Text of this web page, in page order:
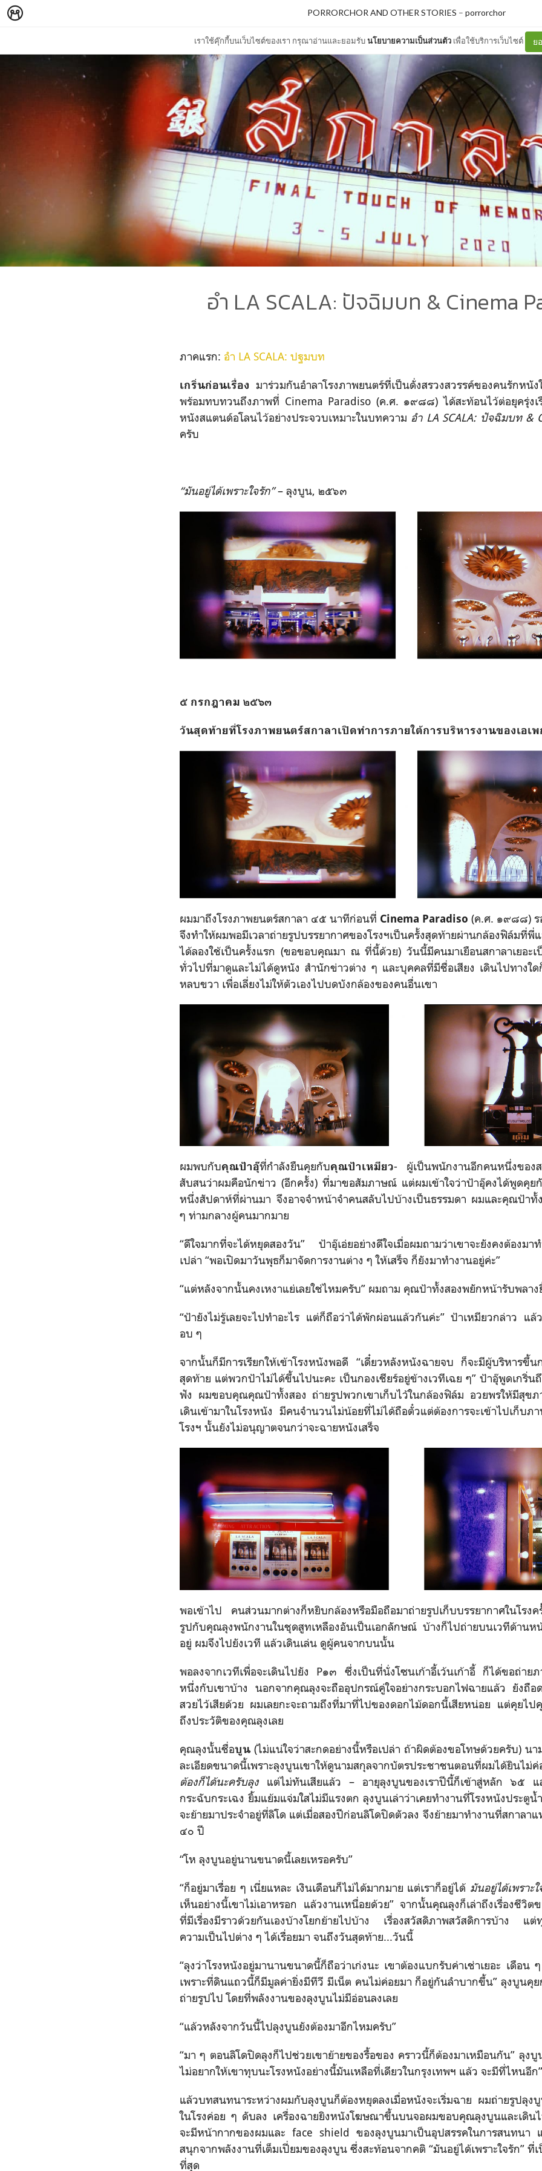
เราใช้คุ๊กกี้บนเว็บไซต์ของเรา กรุณาอ่านและยอมรับนโยบายความเป็นส่วนตัว เพื่อใช้บริการเว็บไซต์ ย
PORRORCHOR AND OTHER STORIES – porrorchor
อำ LA SCALA: ปัจฉิมบท & Cinema
ภาคแรก: อำ LA SCALA: ปฐมบท
เกริ่นก่อนเรื่อง มาร่วมกันอำลาโรงภาพยนตร์ที่เป็นดั่งสรวงสวรรค์ของคนรักห
พร้อมทบทวนถึงภาพที่ Cinema Paradiso (ค.ศ. ๑๙๘๘) ได้สะท้อนไว้ต่อยุครุ่ง
หนังสแตนด์อโลนไว้อย่างประจวบเหมาะในบทความ อำ LA SCALA: ปัจฉิมบท &
ครับ
“มันอยู่ได้เพราะใจรัก”– ลุงบูน, ๒๕๖๓
๕ กรกฎาคม ๒๕๖๓
วันสุดท้ายที่โรงภาพยนตร์สกาลาเปิดทำการภายใต้การบริหารงานของเอเ
ผมมาถึงโรงภาพยนตร์สกาลา ๔๕ นาทีก่อนที่ Cinema Paradiso (ค.ศ. ๑๙๘๘) ร
จึงทำให้ผมพอมีเวลาถ่ายรูปบรรยากาศของโรงฯเป็นครั้งสุดท้ายผ่านกล้องฟิล์มที่พี่
ได้ลองใช้เป็นครั้งแรก (ขอขอบคุณมา ณ ที่นี้ด้วย) วันนี้มีคนมาเยือนสกาลาเยอะ
ทั่วไปที่มาดูและไม่ได้ดูหนัง สำนักข่าวต่าง ๆ และบุคคลที่มีชื่อเสียง เดินไปทางใ
หลบขวา เพื่อเลี่ยงไม่ให้ตัวเองไปบดบังกล้องของคนอื่นเขา
ผมพบกับคุณป้าอุ๊ที่กำลังยืนคุยกับคุณป้าเหมียว- ผู้เป็นพนักงานอีกคนหนึ่งของ
สับสนว่าผมคือนักข่าว (อีกครั้ง) ที่มาขอสัมภาษณ์ แต่ผมเข้าใจว่าป้าอุ๊คงได้พูดคุย
หนึ่งสัปดาห์ที่ผ่านมา จึงอาจจำหน้าจำคนสลับไปบ้างเป็นธรรมดา ผมและคุณป้า
ๆ ท่ามกลางผู้คนมากมาย
“ดีใจมากที่จะได้หยุดสองวัน” ป้าอุ๊เอ่ยอย่างดีใจเมื่อผมถามว่าเขาจะยังคงต้องมา
เปล่า “พอเปิดมาวันพุธก็มาจัดการงานต่าง ๆ ให้เสร็จ ก็ยังมาทำงานอยู่ค่ะ”
“แต่หลังจากนั้นคงเหงาแย่เลยใช่ไหมครับ” ผมถาม คุณป้าทั้งสองพยักหน้ารับพลาง
“ป้ายังไม่รู้เลยจะไปทำอะไร แต่ก็ถือว่าได้พักผ่อนแล้วกันค่ะ” ป้าเหมียวกล่าว แล้
อบ ๆ
จากนั้นก็มีการเรียกให้เข้าโรงหนังพอดี “เดี๋ยวหลังหนังฉายจบ ก็จะมีผู้บริหารขึ้
สุดท้าย แต่พวกป้าไม่ได้ขึ้นไปนะคะ เป็นกองเชียร์อยู่ข้างเวทีเฉย ๆ” ป้าอุ๊พูดเกริ่น
ฟัง ผมขอบคุณคุณป้าทั้งสอง ถ่ายรูปพวกเขาเก็บไว้ในกล้องฟิล์ม อวยพรให้มีสุข
เดินเข้ามาในโรงหนัง มีคนจำนวนไม่น้อยที่ไม่ได้ถือตั๋วแต่ต้องการจะเข้าไปเก็บภ
โรงฯ นั้นยังไม่อนุญาตจนกว่าจะฉายหนังเสร็จ
พอเข้าไป คนส่วนมากต่างก็หยิบกล้องหรือมือถือมาถ่ายรูปเก็บบรรยากาศในโรง
รูปกับคุณลุงพนักงานในชุดสูทเหลืองอันเป็นเอกลักษณ์ บ้างก็ไปถ่ายบนเวทีด้านห
อยู่ ผมจึงไปยังเวที แล้วเดินเล่น ดูผู้คนจากบนนั้น
พอลงจากเวทีเพื่อจะเดินไปยัง P๑๓ ซึ่งเป็นที่นั่งโซนเก้าอี้เว้นเก้าอี้ ก็ได้ขอถ่าย
หนึ่งกับเขาบ้าง นอกจากคุณลุงจะถืออุปกรณ์คู่ใจอย่างกระบอกไฟฉายแล้ว ยังถือ
สวยไว้เสียด้วย ผมเลยกะจะถามถึงที่มาที่ไปของดอกไม้ดอกนี้เสียหน่อย แต่คุยไป
ถึงประวัติของคุณลุงเลย
คุณลุงนั้นชื่อบูน (ไม่แน่ใจว่าสะกดอย่างนี้หรือเปล่า ถ้าผิดต้องขอโทษด้วยครับ) น
ละเอียดขนาดนี้เพราะลุงบูนเขาให้ดูนามสกุลจากบัตรประชาชนตอนที่ผมได้ยิ
ต้องก็ได้นะครับลุง แต่ไม่ทันเสียแล้ว – อายุลุงบูนของเราปีนี้ก็เข้าสู่หลัก ๖๕
กระฉับกระเฉง ยิ้มแย้มแจ่มใสไม่มีแรงตก ลุงบูนเล่าว่าเคยทำงานที่โรงหนังประตู
จะย้ายมาประจำอยู่ที่ลิโด แต่เมื่อสองปีก่อนลิโดปิดตัวลง จึงย้ายมาทำงานที่สกาลา
๔๐ ปี
“โห ลุงบูนอยู่นานขนาดนี้เลยเหรอครับ”
“ก็อยู่มาเรื่อย ๆ เนี่ยแหละ เงินเดือนก็ไม่ได้มากมาย แต่เราก็อยู่ได้ มันอยู่ได้เพราะ
เห็นอย่างนี้เขาไม่เอาหรอก แล้วงานเหนื่อยด้วย” จากนั้นคุณลุงก็เล่าถึงเรื่องชีวิต
ที่มีเรื่องมีราวด้วยกันเองบ้างโยกย้ายไปบ้าง เรื่องสวัสดิภาพสวัสดิการบ้าง แต่
ความเป็นไปต่าง ๆ ได้เรื่อยมา จนถึงวันสุดท้าย...วันนี้
“ลุงว่าโรงหนังอยู่มานานขนาดนี้ก็ถือว่าเก่งนะ เขาต้องแบกรับค่าเช่าเยอะ เดือน
เพราะที่ดินแถวนี้ก็มีมูลค่ายิ่งมีทีวี มีเน็ต คนไม่ค่อยมา ก็อยู่กันลำบากขึ้น” ลุงบูนคุ
ถ่ายรูปไป โดยที่พลังงานของลุงบูนไม่มีอ่อนลงเลย
“แล้วหลังจากวันนี้ไปลุงบูนยังต้องมาอีกไหมครับ”
“มา ๆ ตอนลิโดปิดลุงก็ไปช่วยเขาย้ายของรื้อของ คราวนี้ก็ต้องมาเหมือนกัน” ลุงบู
ไม่อยากให้เขาทุบนะโรงหนังอย่างนี้มันเหลือที่เดียวในกรุงเทพฯ แล้ว จะมีที่ไหนอีก”
แล้วบทสนทนาระหว่างผมกับลุงบูนก็ต้องหยุดลงเมื่อหนังจะเริ่มฉาย ผมถ่ายรูปลุง
ในโรงค่อย ๆ ดับลง เครื่องฉายยิงหนังโฆษณาขึ้นบนจอผมขอบคุณลุงบูนและเดิน
จะมีหน้ากากของผมและ face shield ของลุงบูนมาเป็นอุปสรรคในการสนทนา
สนุกจากพลังงานที่เต็มเปี่ยมของลุงบูน ซึ่งสะท้อนจากคติ “มันอยู่ได้เพราะใจรัก” ที่
ที่สุด